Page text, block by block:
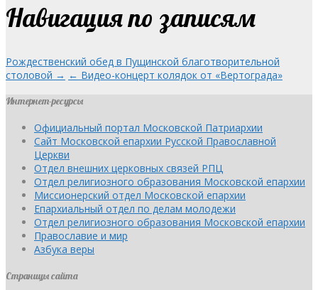
Навигация по записям
Рождественский обед в Пущинской благотворительной
столовой → ← Видео-концерт колядок от «Вертограда»
Интернет-ресурсы
Официальный портал Московской Патриархии
Сайт Московской епархии Русской Православной
Церкви
Отдел внешних церковных связей РПЦ
Отдел религиозного образования Московской епархии
Миссионерский отдел Московской епархии
Епархиальный отдел по делам молодежи
Отдел религиозного образования Московской епархии
Православие и мир
Азбука веры
Страницы сайта